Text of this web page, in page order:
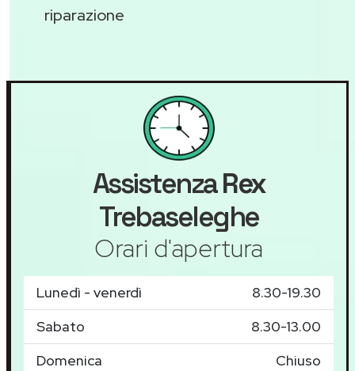
riparazione
AssistenzaRex
Trebaseleghe
Orari d'apertura
Lunedì - venerdì
8.30-19.30
Sabato
8.30-13.00
Domenica
Chiuso